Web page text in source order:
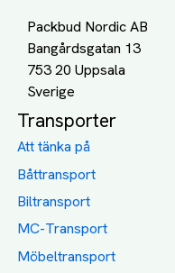
Packbud Nordic AB
Bangårdsgatan 13
753 20 Uppsala
Transporter
Att tänka på
Båttransport
Biltransport
MC-Transport
Möbeltransport